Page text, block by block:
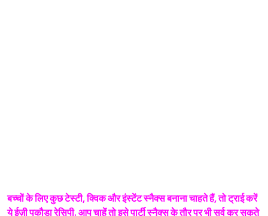
बच्चों के लिए कुछ टेस्टी, क्विक और इंस्टेंट स्नैक्स बनाना चाहते हैं, तो ट्राई करें
ये ईज़ी पकौड़ा रेसिपी. आप चाहें तो इसे पार्टी स्नैक्स के तौर पर भी सर्व कर सकते